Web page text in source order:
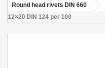
Round head rivets DIN 660
12×20 DIN 124 per 100